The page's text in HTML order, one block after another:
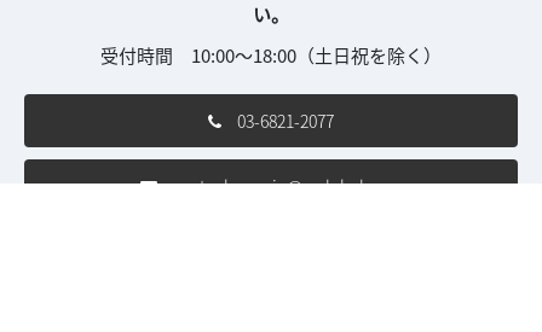
い。
受付時間 10:00～18:00（土日祝を除く）
03-6821-2077
nextech-con.jp@rxglobal.com